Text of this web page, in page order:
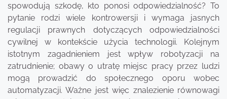
spowodują szkodę, kto ponosi odpowiedzialność? To
pytanie rodzi wiele kontrowersji i wymaga jasnych
regulacji prawnych dotyczących odpowiedzialności
cywilnej w kontekście użycia technologii. Kolejnym
istotnym zagadnieniem jest wpływ robotyzacji na
zatrudnienie; obawy o utratę miejsc pracy przez ludzi
mogą prowadzić do społecznego oporu wobec
automatyzacji. Ważne jest więc znalezienie równowagi